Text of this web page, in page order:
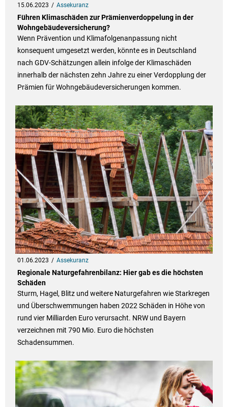
15.06.2023 Assekuranz
Führen Klimaschäden zur Prämienverdoppelung in der
Wohngebäudeversicherung?
Wenn Prävention und Klimafolgenanpassung nicht
konsequent umgesetzt werden, könnte es in Deutschland
nach GDV-Schätzungen allein infolge der Klimaschäden
innerhalb der nächsten zehn Jahre zu einer Verdopplung der
Prämien für Wohngebäudeversicherungen kommen.
01.06.2023 Assekuranz
Regionale Naturgefahrenbilanz: Hier gab es die höchsten
Schäden
Sturm, Hagel, Blitz und weitere Naturgefahren wie Starkregen
und Überschwemmungen haben 2022 Schäden in Höhe von
rund vier Milliarden Euro verursacht. NRW und Bayern
verzeichnen mit 790 Mio. Euro die höchsten
Schadensummen.